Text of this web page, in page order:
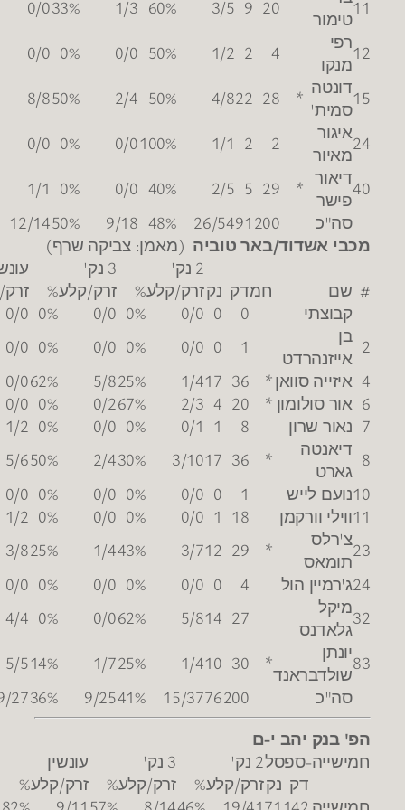
0%
3
2
1
3
0
1
9
12
0%
0
0
0
0
0
1
0
-7
100%
6
2
8
4
6
3
4
0
0
28
16
0%
0
0
0
0
0
2
-3
100%
1
3
3
3
2
2
0
0
9
14
86%
25
10
21
19
13
10
23
0
4
107
עבירות
חסימות
קלע % סהכשל על חטאבאס של על הטמדד+/-
0%
4
0
0
0
0
0
0
4
0%
0
0
0
0
0
0
0
-2
0%
2
0
2
3
2
0
5
0
0
12
-8
0%
6
1
7
3
0
0
0
0
0
4
8
50%
0
0
1
1
0
1
1
0
0
0
83%
2
3
2
6
1
1
6
0
0
20
-22
0%
0
0
0
0
0
0
0
0
0
-2
50%
1
1
3
2
1
1
0
0
2
-19
38%
0
2
4
6
1
0
0
0
2
-3
0%
0
0
0
0
0
0
0
0
0
-1
100%
2
2
1
2
2
0
31
-11
100%
8
1
2
1
0
1
0
8
-15
70%
28
19
21
5
18
15
4
0
83
ריבאונדיםעבירות
חסימות
סהכשל על חטאבאס של על הטמדד+/-